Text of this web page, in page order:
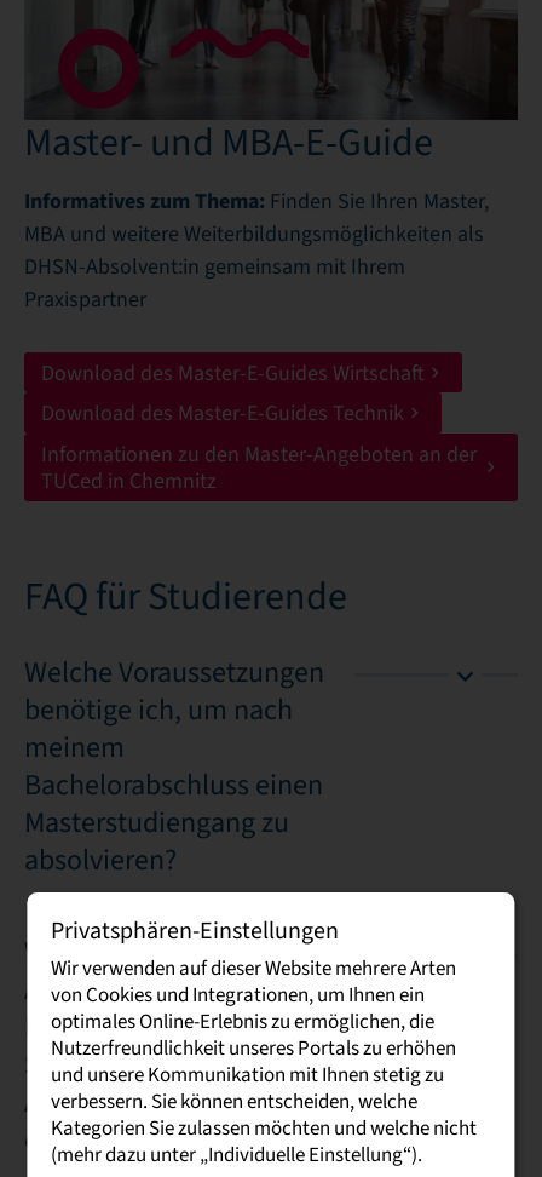
Master- und MBA-E-Guide
Informatives zum Thema: Finden Sie Ihren Master,
MBA und weitere Weiterbildungsmöglichkeiten als
DHSN-Absolvent:in gemeinsam mit Ihrem
Praxispartner
Download des Master-E-Guides Wirtschaft
Download des Master-E-Guides Technik
Informationen zu den Master-Angeboten an der
TUCed in Chemnitz
FAQ für Studierende
Welche Voraussetzungen
benötige ich, um nach
meinem
Bachelorabschluss einen
Masterstudiengang zu
absolvieren?
Wie erfolgt die staatliche
Anerkennung des
Bachelor Abschlusses im
Studiengang "Soziale
Arbeit"? Wann muss ich
diese abgeben?
Privatsphären-Einstellungen
Wir verwenden auf dieser Website mehrere Arten
von Cookies und Integrationen, um Ihnen ein
optimales Online-Erlebnis zu ermöglichen, die
Nutzerfreundlichkeit unseres Portals zu erhöhen
und unsere Kommunikation mit Ihnen stetig zu
verbessern. Sie können entscheiden, welche
Kategorien Sie zulassen möchten und welche nicht
(mehr dazu unter „Individuelle Einstellung“).